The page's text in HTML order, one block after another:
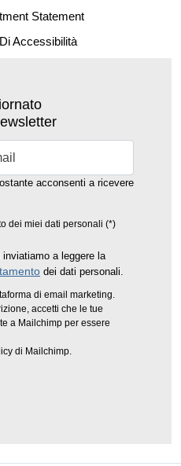
Statement
Accessibilità
acconsenti a ricevere
dei miei dati personali (*)
a leggere la
dei dati personali.
di email marketing.
accetti che le tue
a Mailchimp per essere
di Mailchimp.